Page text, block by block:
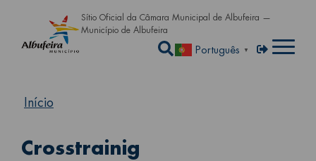
Passar para o conteúdo
Sítio Oficial da Câmara Municipal de Albufeira —
Município de Albufeira
Abrir a caixa de
Português ▼ Menu de
Entrar
Início
Crosstrainig